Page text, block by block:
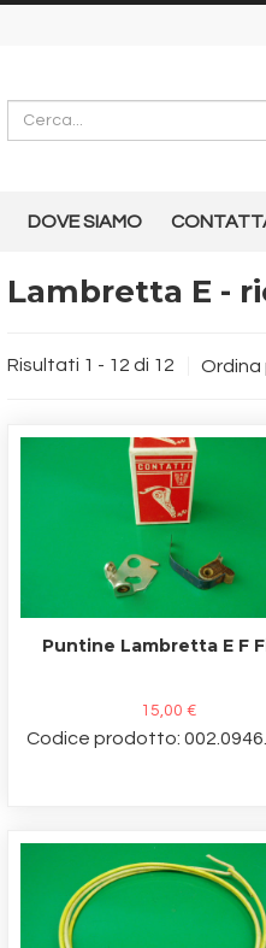
Cerca
DOVE SIAMO
Lambretta E -
Risultati 1 - 12 di 12 Ordina
Puntine Lambretta E F
15,00 €
Codice prodotto: